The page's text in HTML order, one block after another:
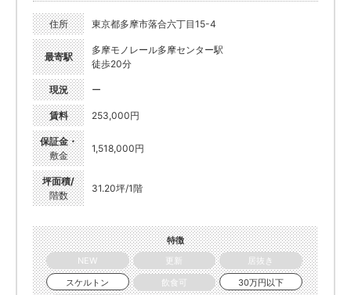
住所 東京都多摩市落合六丁目15-4
最寄駅
多摩モノレール多摩センター駅
徒歩20分
現況 ー
賃料 253,000円
保証金・
敷金
1,518,000円
坪面積/
階数
31.20坪/1階
特徴
NEW
更新
居抜き
スケルトン
飲食可
30万円以下